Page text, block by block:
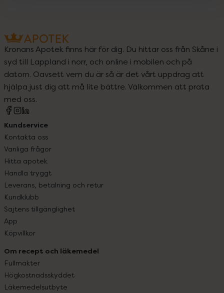
Kronans Apotek finns här för dig. Du hittar oss från Skåne i
syd till Lappland i norr, och online i mobilen och på
datorn. Oavsett vem du är så är det vårt uppdrag att
hjälpa just dig att må lite bättre. Välkommen att prata
med oss.
Kundservice
Kontakta oss
Vanliga frågor
Hitta apotek
Handla tryggt
Leverans, betalning och retur
Kundklubb
Sajtens tillgänglighet
App
Köpvillkor
Om recept och läkemedel
Fullmakter
Högkostnadsskyddet
Läkemedelsutbyte